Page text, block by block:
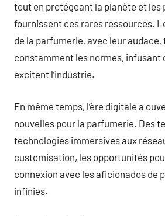
tout en protégeant la planète et les
fournissent ces rares ressources.
de la parfumerie, avec leur
constamment les normes, infusant
excitent l’industrie.
En même temps, l’ère digitale a
nouvelles pour la parfumerie. Des
technologies immersives aux
customisation, les opportunités
connexion avec les aficionados de
infinies.